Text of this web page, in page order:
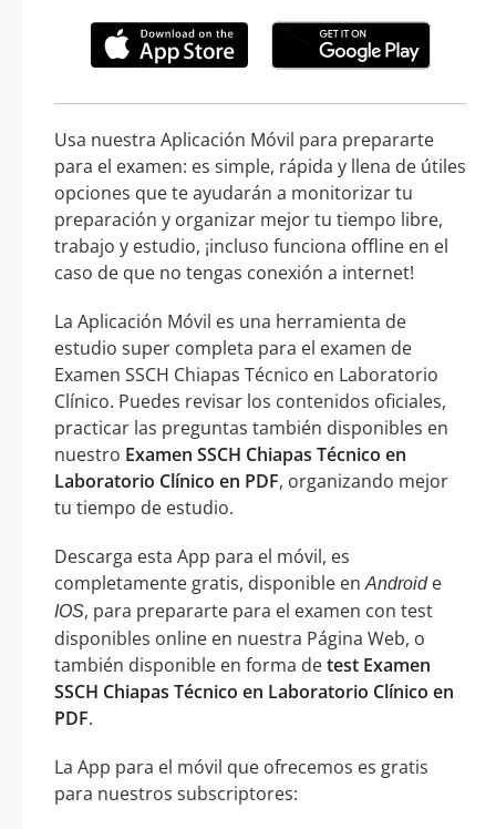
Usa nuestra Aplicación Móvil para prepararte
para el examen: es simple, rápida y llena de útiles
opciones que te ayudarán a monitorizar tu
preparación y organizar mejor tu tiempo libre,
trabajo y estudio, ¡incluso funciona offline en el
caso de que no tengas conexión a internet!
La Aplicación Móvil es una herramienta de
estudio super completa para el examen de
Examen SSCH Chiapas Técnico en Laboratorio
Clínico. Puedes revisar los contenidos oficiales,
practicar las preguntas también disponibles en
nuestro Examen SSCH Chiapas Técnico en
Laboratorio Clínico en PDF, organizando mejor
tu tiempo de estudio.
Descarga esta App para el móvil, es
completamente gratis, disponible enAndroide
IOS, para prepararte para el examen con test
disponibles online en nuestra Página Web, o
también disponible en forma detest Examen
SSCH Chiapas Técnico en Laboratorio Clínico en
PDF.
La App para el móvil que ofrecemos es gratis
para nuestros subscriptores: